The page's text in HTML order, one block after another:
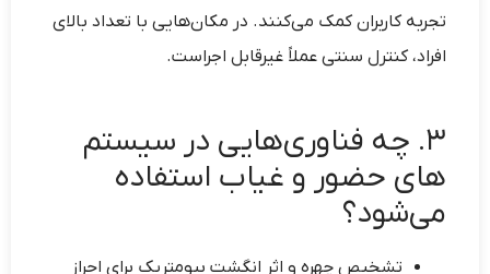
تجربه کاربران کمک می‌کنند. در مکان‌هایی با تعداد بالای
افراد، کنترل سنتی عملاً غیرقابل اجراست.
۳. چه فناوری‌هایی در سیستم
های حضور و غیاب استفاده
می‌شود؟
تشخیص چهره و اثر انگشت بیومتریک برای احراز